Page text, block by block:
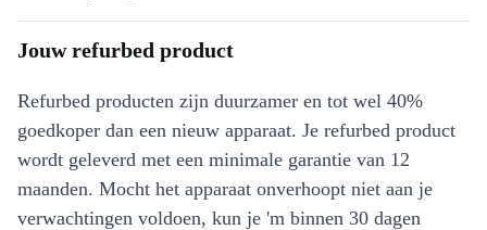
Jouw refurbed product
Refurbed producten zijn duurzamer en tot wel 40%
goedkoper dan een nieuw apparaat. Je refurbed product
wordt geleverd met een minimale garantie van 12
maanden. Mocht het apparaat onverhoopt niet aan je
verwachtingen voldoen, kun je 'm binnen 30 dagen